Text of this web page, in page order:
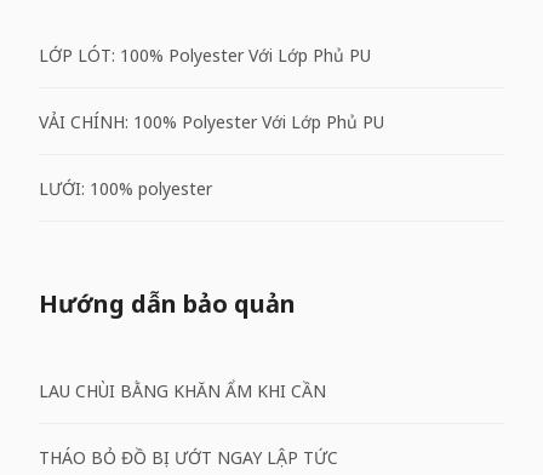
LỚP LÓT: 100% Polyester Với Lớp Phủ PU
VẢI CHÍNH: 100% Polyester Với Lớp Phủ PU
LƯỚI: 100% polyester
Hướng dẫn bảo quản
LAU CHÙI BẰNG KHĂN ẨM KHI CẦN
THÁO BỎ ĐỒ BỊ ƯỚT NGAY LẬP TỨC